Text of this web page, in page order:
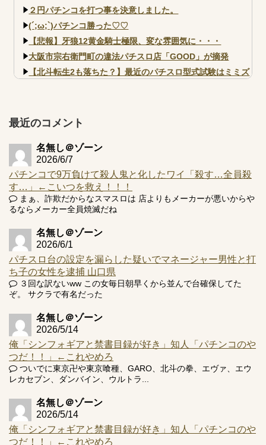
２円パチンコを打つ事を決意しました。
(´;ω;`)パチンコ勝った♡♡
【悲報】牙狼12黄金騎士極限、変な雰囲気に・・・
大阪市宗右衛門町の違法パチスロ店「GOOD」が摘発
【北斗転生2も落ちた？】最近のパチスロ型式試験はミミズ
アズールレーン スロット評価はコイン持ちの悪い疑似ボ天
Powered by livedoor 相互RSS
最近のコメント
名無し＠ゾーン
2026/6/7
パチンコで9万負けて殺人鬼と化したワイ「殺す…全員殺
す…」←こいつを救え！！！
まぁ、詐欺だからなスマスロは 店よりもメーカーが悪いからや
るならメーカー全員焼滅だね
名無し＠ゾーン
2026/6/1
パチスロ台の設定を漏らした疑いでマネージャー男性と打
ち子の女性を逮捕 山口県
３回な訳ないww この女毎日朝早くから並んで台確保してた
ぞ。 サクラで有名だった
名無し＠ゾーン
2026/5/14
俺「シンフォギアと禁書目録が好き」知人「パチンコのや
つだ！！」←これやめろ
ついでに東京卍や東京喰種、GARO、北斗の拳、エヴァ、エウ
レカセブン、ダンバイン、ウルトラ...
名無し＠ゾーン
2026/5/14
俺「シンフォギアと禁書目録が好き」知人「パチンコのや
つだ！！」←これやめろ